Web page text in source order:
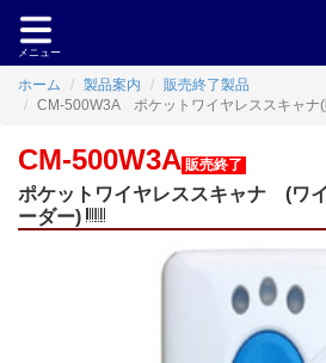
メニュー
ホーム 製品案内
販売終了製品
CM-500W3A ポケットワイヤレススキャナ
CM-500W3A 販売終了
ポケットワイヤレススキャナ (ワ
ーダー)